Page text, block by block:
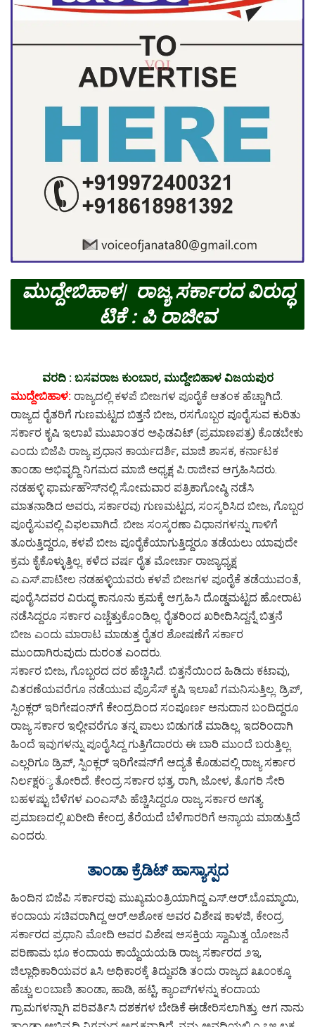
ಮುದ್ದೇಬಿಹಾಳ| ರಾಜ್ಯ ಸರ್ಕಾರದ ವಿರುದ್ಧ
ಟಿಕೆ : ಪಿ ರಾಜೀವ
ವರದಿ : ಬಸವರಾಜ ಕುಂಬಾರ, ಮುದ್ದೇಬಿಹಾಳ ವಿಜಯಪುರ
ಮುದ್ದೇಬಿಹಾಳ: ರಾಜ್ಯದಲ್ಲಿ ಕಳಪೆ ಬೀಜಗಳ ಪೂರೈಕೆ ಆತಂಕ ಹೆಚ್ಚಾಗಿದೆ.
ರಾಜ್ಯದ ರೈತರಿಗೆ ಗುಣಮಟ್ಟದ ಬಿತ್ತನೆ ಬೀಜ, ರಸಗೊಬ್ಬರ ಪೂರೈಸುವ ಕುರಿತು
ಸರ್ಕಾರ ಕೃಷಿ ಇಲಾಖೆ ಮುಖಾಂತರ ಅಫಿಡವಿಟ್ (ಪ್ರಮಾಣಪತ್ರ) ಕೊಡಬೇಕು
ಎಂದು ಬಿಜೆಪಿ ರಾಜ್ಯ ಪ್ರಧಾನ ಕಾರ್ಯದರ್ಶಿ, ಮಾಜಿ ಶಾಸಕ, ಕರ್ನಾಟಕ
ತಾಂಡಾ ಅಭಿವೃದ್ದಿ ನಿಗಮದ ಮಾಜಿ ಅಧ್ಯಕ್ಷ ಪಿ.ರಾಜೀವ ಆಗ್ರಹಿಸಿದರು.
ನಡಹಳ್ಳಿ ಫಾರ್ಮಹೌಸ್‌ನಲ್ಲಿ ಸೋಮವಾರ ಪತ್ರಿಕಾಗೋಷ್ಠಿ ನಡೆಸಿ
ಮಾತನಾಡಿದ ಅವರು, ಸರ್ಕಾರವು ಗುಣಮಟ್ಟದ, ಸಂಸ್ಕರಿಸಿದ ಬೀಜ, ಗೊಬ್ಬರ
ಪೂರೈಸುವಲ್ಲಿ ವಿಫಲವಾಗಿದೆ. ಬೀಜ ಸಂಸ್ಕರಣಾ ವಿಧಾನಗಳನ್ನು ಗಾಳಿಗೆ
ತೂರುತ್ತಿದ್ದರೂ, ಕಳಪೆ ಬೀಜ ಪೂರೈಕೆಯಾಗುತ್ತಿದ್ದರೂ ತಡೆಯಲು ಯಾವುದೇ
ಕ್ರಮ ಕೈಕೊಳ್ಳುತ್ತಿಲ್ಲ. ಕಳೆದ ವರ್ಷ ರೈತ ಮೋರ್ಚಾ ರಾಜ್ಯಾಧ್ಯಕ್ಷ
ಎ.ಎಸ್.ಪಾಟೀಲ ನಡಹಳ್ಳಿಯವರು ಕಳಪೆ ಬೀಜಗಳ ಪೂರೈಕೆ ತಡೆಯುವಂತೆ,
ಪೂರೈಸಿದವರ ವಿರುದ್ಧ ಕಾನೂನು ಕ್ರಮಕ್ಕೆ ಆಗ್ರಹಿಸಿ ದೊಡ್ಡಮಟ್ಟದ ಹೋರಾಟ
ನಡೆಸಿದ್ದರೂ ಸರ್ಕಾರ ಎಚ್ಚೆತ್ತುಕೊಂಡಿಲ್ಲ. ರೈತರಿಂದ ಖರೀದಿಸಿದ್ದನ್ನೆ ಬಿತ್ತನೆ
ಬೀಜ ಎಂದು ಮಾರಾಟ ಮಾಡುತ್ತ ರೈತರ ಶೋಷಣೆಗೆ ಸರ್ಕಾರ
ಮುಂದಾಗಿರುವುದು ದುರಂತ ಎಂದರು.
ಸರ್ಕಾರ ಬೀಜ, ಗೊಬ್ಬರದ ದರ ಹೆಚ್ಚಿಸಿದೆ. ಬಿತ್ತನೆಯಿಂದ ಹಿಡಿದು ಕಟಾವು,
ವಿತರಣೆಯವರೆಗೂ ನಡೆಯುವ ಪ್ರೊಸೆಸ್ ಕೃಷಿ ಇಲಾಖೆ ಗಮನಿಸುತ್ತಿಲ್ಲ. ಡ್ರಿಪ್,
ಸ್ಪಿಂಕ್ಲರ್ ಇರಿಗೇಷಂನ್‌ಗೆ ಕೇಂದ್ರದಿಂದ ಸಂಪೂರ್ಣ ಅನುದಾನ ಬಂದಿದ್ದರೂ
ರಾಜ್ಯ ಸರ್ಕಾರ ಇಲ್ಲೀವರೆಗೂ ತನ್ನ ಪಾಲು ಬಿಡುಗಡೆ ಮಾಡಿಲ್ಲ. ಇದರಿಂದಾಗಿ
ಹಿಂದೆ ಇವುಗಳನ್ನು ಪೂರೈಸಿದ್ದ ಗುತ್ತಿಗೆದಾರರು ಈ ಬಾರಿ ಮುಂದೆ ಬರುತ್ತಿಲ್ಲ.
ಎಲ್ಲರಿಗೂ ಡ್ರಿಪ್, ಸ್ಪಿಂಕ್ಲರ್ ಇರಿಗೇಷನ್‌ಗೆ ಆದ್ಯತೆ ಕೊಡುವಲ್ಲಿ ರಾಜ್ಯ ಸರ್ಕಾರ
ನಿರ್ಲಕ್ಷö್ಯ ತೋರಿದೆ. ಕೇಂದ್ರ ಸರ್ಕಾರ ಭತ್ತ, ರಾಗಿ, ಜೋಳ, ತೊಗರಿ ಸೇರಿ
ಬಹಳಷ್ಟು ಬೆಳೆಗಳ ಎಂಎಸ್‌ಪಿ ಹೆಚ್ಚಿಸಿದ್ದರೂ ರಾಜ್ಯ ಸರ್ಕಾರ ಅಗತ್ಯ
ಪ್ರಮಾಣದಲ್ಲಿ ಖರೀದಿ ಕೇಂದ್ರ ತೆರೆಯದೆ ಬೆಳೆಗಾರರಿಗೆ ಅನ್ಯಾಯ ಮಾಡುತ್ತಿದೆ
ಎಂದರು.
ತಾಂಡಾ ಕ್ರೆಡಿಟ್ ಹಾಸ್ಯಾಸ್ಪದ
ಹಿಂದಿನ ಬಿಜೆಪಿ ಸರ್ಕಾರವು ಮುಖ್ಯಮಂತ್ರಿಯಾಗಿದ್ದ ಎಸ್.ಆರ್.ಬೊಮ್ಮಾಯಿ,
ಕಂದಾಯ ಸಚಿವರಾಗಿದ್ದ ಆರ್.ಅಶೋಕ ಅವರ ವಿಶೇಷ ಕಾಳಜಿ, ಕೇಂದ್ರ
ಸರ್ಕಾರದ ಪ್ರಧಾನಿ ಮೋದಿ ಅವರ ವಿಶೇಷ ಆಸಕ್ತಿಯ ಸ್ವಾಮಿತ್ವ ಯೋಜನೆ
ಪರಿಣಾಮ ಭೂ ಕಂದಾಯ ಕಾಯ್ದೆಯಯಡಿ ರಾಜ್ಯ ಸರ್ಕಾರದ ೨ಇ,
ಜಿಲ್ಲಾಧಿಕಾರಿಯವರ ೩ಸಿ ಅಧಿಕಾರಕ್ಕೆ ತಿದ್ದುಪಡಿ ತಂದು ರಾಜ್ಯದ ೩೩೦೦ಕ್ಕೂ
ಹೆಚ್ಚು ಲಂಬಾಣಿ ತಾಂಡಾ, ಹಾಡಿ, ಹಟ್ಟಿ, ಕ್ಯಾಂಪ್‌ಗಳನ್ನು ಕಂದಾಯ
ಗ್ರಾಮಗಳನ್ನಾಗಿ ಪರಿವರ್ತಿಸಿ ದಶಕಗಳ ಬೇಡಿಕೆ ಈಡೇರಿಸಲಾಗಿತ್ತು. ಆಗ ನಾನು